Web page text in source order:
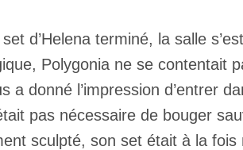
d’Helena terminé, la salle
Polygonia ne se contentait
donné l’impression d’entrer
pas nécessaire de bouger
sculpté, son set était à la